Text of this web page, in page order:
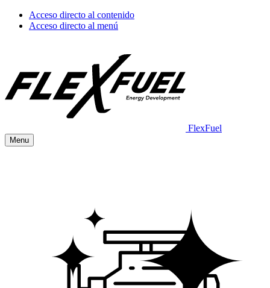
Acceso directo al contenido
Acceso directo al menú
FlexFuel
Menu